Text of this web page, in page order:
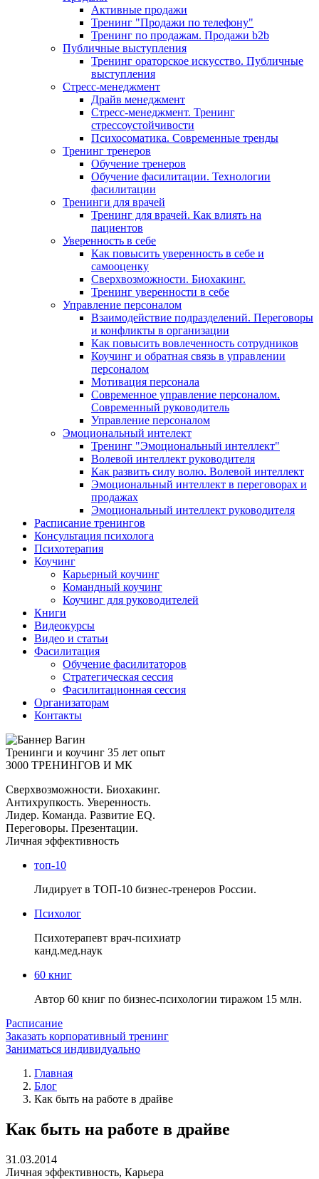
Активные продажи
Тренинг "Продажи по телефону"
Тренинг по продажам. Продажи b2b
Публичные выступления
Тренинг ораторское искусство. Публичные
выступления
Стресс-менеджмент
Драйв менеджмент
Стресс-менеджмент. Тренинг
стрессоустойчивости
Психосоматика. Современные тренды
Тренинг тренеров
Обучение тренеров
Обучение фасилитации. Технологии
фасилитации
Тренинги для врачей
Тренинг для врачей. Как влиять на
пациентов
Уверенность в себе
Как повысить уверенность в себе и
самооценку
Сверхвозможности. Биохакинг.
Тренинг уверенности в себе
Управление персоналом
Взаимодействие подразделений. Переговоры
и конфликты в организации
Как повысить вовлеченность сотрудников
Коучинг и обратная связь в управлении
персоналом
Мотивация персонала
Современное управление персоналом.
Современный руководитель
Управление персоналом
Эмоциональный интелект
Тренинг "Эмоциональный интеллект"
Волевой интеллект руководителя
Как развить силу волю. Волевой интеллект
Эмоциональный интеллект в переговорах и
продажах
Эмоциональный интеллект руководителя
Расписание тренингов
Консультация психолога
Психотерапия
Коучинг
Карьерный коучинг
Командный коучинг
Коучинг для руководителей
Книги
Видеокурсы
Видео и статьи
Фасилитация
Обучение фасилитаторов
Стратегическая сессия
Фасилитационная сессия
Организаторам
Контакты
Тренинги и коучинг 35 лет опыт
3000 ТРЕНИНГОВ И МК
Сверхвозможности. Биохакинг.
Антихрупкость. Уверенность.
Лидер. Команда. Развитие EQ.
Переговоры. Презентации.
Личная эффективность
топ-10
Лидирует в ТОП-10 бизнес-тренеров России.
Психолог
Психотерапевт врач-психиатр
канд.мед.наук
60 книг
Автор 60 книг по бизнес-психологии тиражом 15 млн.
Расписание
Заказать корпоративный тренинг
Заниматься индивидуально
Главная
Блог
Как быть на работе в драйве
Как быть на работе в драйве
31.03.2014
Личная эффективность, Карьера